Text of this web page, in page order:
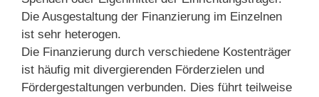
Die Ausgestaltung der Finanzierung im Einzelnen
ist sehr heterogen.
Die Finanzierung durch verschiedene Kostenträger
ist häufig mit divergierenden Förderzielen und
Fördergestaltungen verbunden. Dies führt teilweise